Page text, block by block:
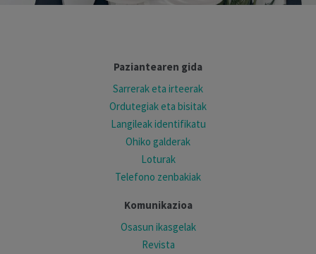
Paziantearen gida
Sarrerak eta irteerak
Ordutegiak eta bisitak
Langileak identifikatu
Ohiko galderak
Loturak
Telefono zenbakiak
Komunikazioa
Osasun ikasgelak
Revista